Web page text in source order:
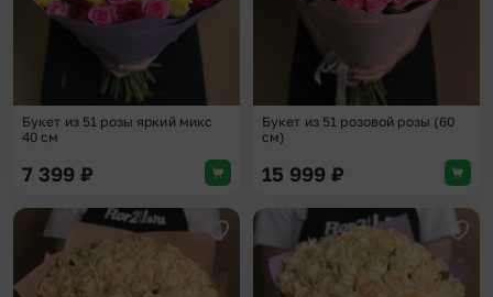
Букет из 51 розы яркий микс
40 см
7 399 ₽
Букет из 51 розовой розы (60
см)
15 999 ₽
Добавить в избранное